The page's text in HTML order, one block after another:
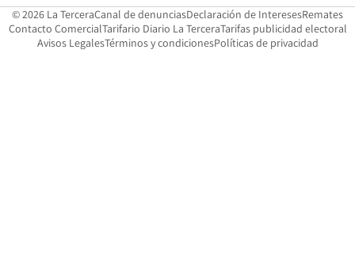
© 2026 La TerceraCanal de denunciasOpens in new window
Declaración de InteresesOpens in
Remates
Contacto ComercialOpens in new window
Tarifario Diario La TerceraOpens in new window
Tarifas publicidad electoral
Avisos LegalesOpens in new window
Términos y condicionesPolíticas de privacidad